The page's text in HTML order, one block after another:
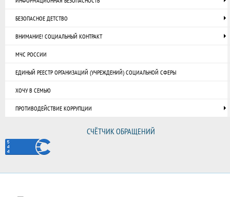
БЕЗОПАСНОЕ ДЕТСТВО
ВНИМАНИЕ! СОЦИАЛЬНЫЙ КОНТРАКТ
МЧС РОССИИ
ЕДИНЫЙ РЕЕСТР ОРГАНИЗАЦИЙ (УЧРЕЖДЕНИЙ) СОЦИАЛЬНОЙ СФЕРЫ
ХОЧУ В СЕМЬЮ
ПРОТИВОДЕЙСТВИЕ КОРРУПЦИИ
СЧЁТЧИК ОБРАЩЕНИЙ